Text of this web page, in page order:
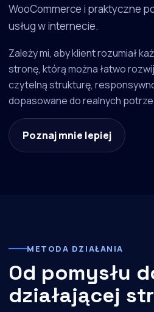
WooCommerce i praktyczne
usług w internecie.
Zależy mi, aby klient rozumiał
stronę, którą można łatwo
czytelną strukturę,
dopasowane do realnych
Poznaj mnie lepiej
METODA DZIAŁANIA
Od pomysłu
działającej